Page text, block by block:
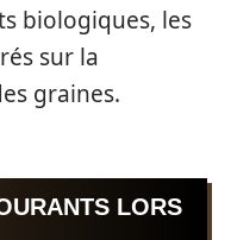
biologiques, les
sur la
graines.
LORS